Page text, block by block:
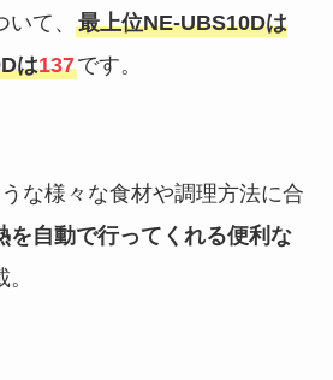
て、
最上位NE-UBS10Dは
は137です。
な様々な食材や調理方法に合
を自動で行ってくれる便利な